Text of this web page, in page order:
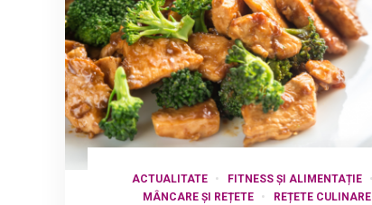
ACTUALITATE
FITNESS ȘI ALIMENTAȚIE
MÂNCARE ȘI REȚETE
REȚETE CULINARE